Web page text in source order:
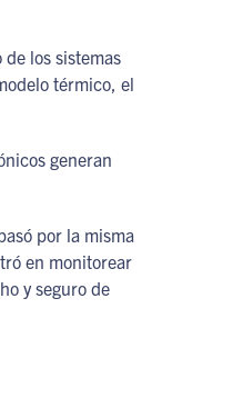
los sistemas
térmico, el
generan
por la misma
en monitorear
y seguro de